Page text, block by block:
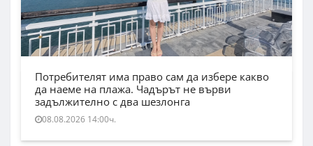
Потребителят има право сам да избере какво
да наеме на плажа. Чадърът не върви
задължително с два шезлонга
08.08.2026 14:00ч.